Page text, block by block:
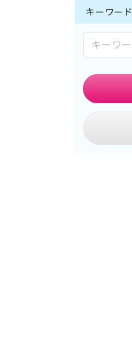
キーワード